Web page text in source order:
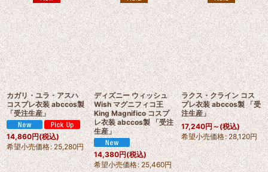
カガリ・ユラ・アスハ
コスプレ衣装 abccos製
「受注生産」
14,860円(税込)
希望小売価格: 25,280円
ディズニー ウィッシュ
Wish マグニフィコ王
King Magnifico コスプ
レ衣装 abccos製 「受注
生産」
14,380円(税込)
希望小売価格: 25,460円
ラクス・クライン コス
プレ衣装 abccos製 「受
注生産」
17,240円～(税込)
希望小売価格: 28,120円